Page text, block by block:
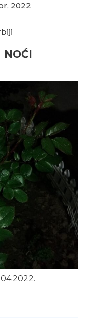
2022
NOĆI